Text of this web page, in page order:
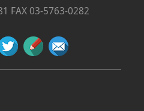
FAX 03-5763-0282